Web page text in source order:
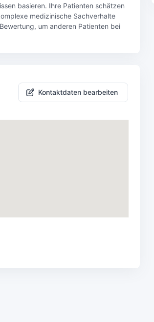
basieren. Ihre Patienten schätzen
medizinische Sachverhalte
um anderen Patienten bei
Kontaktdaten bearbeiten